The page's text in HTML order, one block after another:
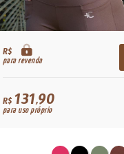
R$
para revenda
R$131,90
para uso próprio